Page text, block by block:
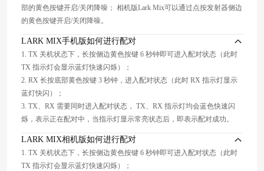
部的黄色按键开启/关闭降噪； 相机版Lark Mix可以通过点按发射器侧边
的黄色按键开启/关闭降噪。
LARK MIX手机版如何进行配对
1. TX 关机状态下，长按侧边黄色按键 6 秒钟即可进入配对状态（此时
TX 指示灯会显示蓝灯快速闪烁）；
2. RX 长按底部黄色按键 3 秒钟，进入配对状态（此时 RX 指示灯显示
蓝灯快闪）；
3. TX、RX 需要同时进入配对状态， TX、RX 指示灯均会蓝色快速闪
烁，表示正在配对中，当指示灯显示常亮状态后，即表示配对成功。
LARK MIX相机版如何进行配对
1. TX 关机状态下，长按侧边黄色按键 6 秒钟即可进入配对状态（此时
TX 指示灯会显示蓝灯快速闪烁）；